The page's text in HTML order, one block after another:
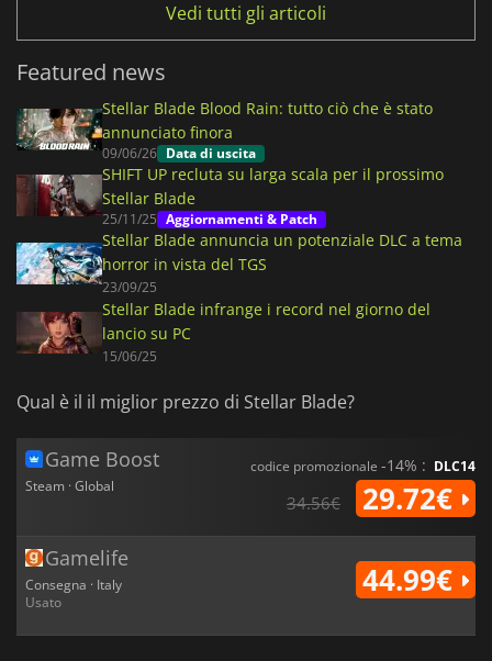
Vedi tutti gli articoli
Featured news
Stellar Blade Blood Rain: tutto ciò che è stato
annunciato finora
09/06/26 Data di uscita
SHIFT UP recluta su larga scala per il prossimo
Stellar Blade
25/11/25 Aggiornamenti & Patch
Stellar Blade annuncia un potenziale DLC a tema
horror in vista del TGS
23/09/25
Stellar Blade infrange i record nel giorno del
lancio su PC
15/06/25
Qual è il il miglior prezzo di Stellar Blade?
Game Boost
Steam · Global
codice promozionale -14% : DLC14
34.56€ 29.72€
Gamelife
Consegna · Italy
Usato
44.99€